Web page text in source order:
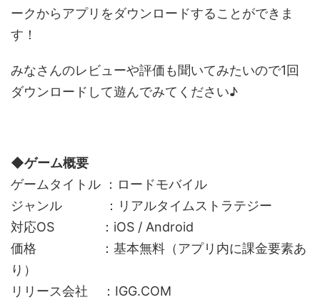
ークからアプリをダウンロードすることができま
す！
みなさんのレビューや評価も聞いてみたいので1回
ダウンロードして遊んでみてください♪
◆ゲーム概要
ゲームタイトル ：ロードモバイル
ジャンル ：リアルタイムストラテジー
対応OS ：iOS / Android
価格 ：基本無料（アプリ内に課金要素あ
り）
リリース会社 ：IGG.COM